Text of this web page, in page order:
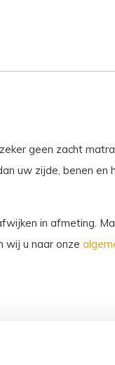
geen zacht
uw zijde, benen
in afmeting.
wij u naar onze